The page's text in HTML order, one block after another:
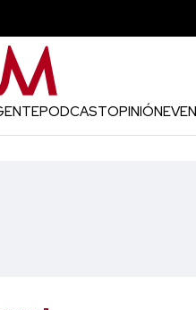
PODCASTOPINIÓN